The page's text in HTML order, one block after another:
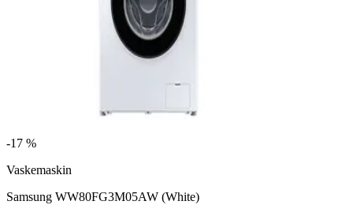
-17 %
Vaskemaskin
Samsung WW80FG3M05AW (White)